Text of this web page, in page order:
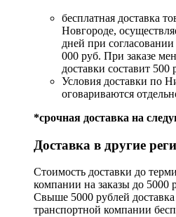
бесплатная доставка
Новгороде,
дней при
000 руб. При заказе
доставки составит 500
Условия доставки по
оговариваются
*срочная доставка на
Доставка в другие
Стоимость доставки до
компании на заказы до 5000
Свыше 5000 рублей
транспортной компании